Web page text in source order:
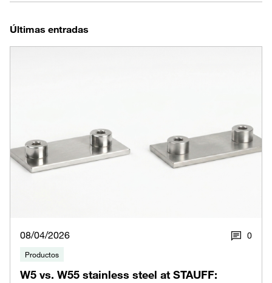
Últimas entradas
08/04/2026 0
Productos
W5 vs. W55 stainless steel at STAUFF: